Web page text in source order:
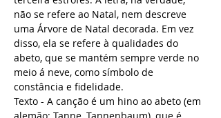
não se refere ao Natal, nem descreve
uma Árvore de Natal decorada. Em vez
disso, ela se refere à qualidades do
abeto, que se mantém sempre verde no
meio á neve, como símbolo de
constância e fidelidade.
Texto - A canção é um hino ao abeto (em